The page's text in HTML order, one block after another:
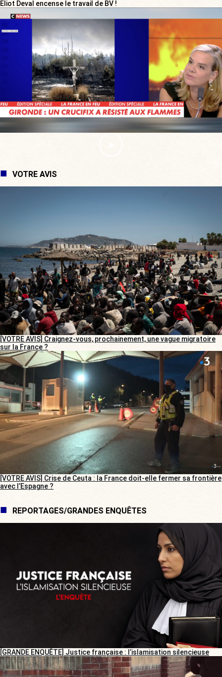
Eliot Deval encense le travail de BV !
VOTRE AVIS
[VOTRE AVIS] Craignez-vous, prochainement, une vague migratoire
sur la France ?
[VOTRE AVIS] Crise de Ceuta : la France doit-elle fermer sa frontière
avec l’Espagne ?
REPORTAGES/GRANDES ENQUÊTES
[GRANDE ENQUÊTE] Justice française : l’islamisation silencieuse